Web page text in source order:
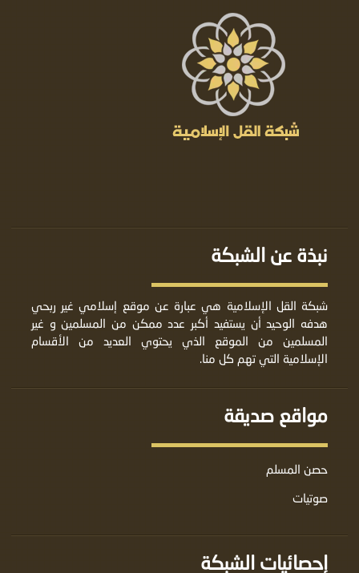
نبذة عن الشبكة
شبكة القل الإسلامية هي عبارة عن موقع إسلامي غير ربحي
هدفه الوحيد أن يستفيد أكبر عدد ممكن من المسلمين و غير
المسلمين من الموقع الذي يحتوي العديد من الأقسام
الإسلامية التي تهم كل منا.
مواقع صديقة
حصن المسلم
صوتيات
إحصائيات الشبكة